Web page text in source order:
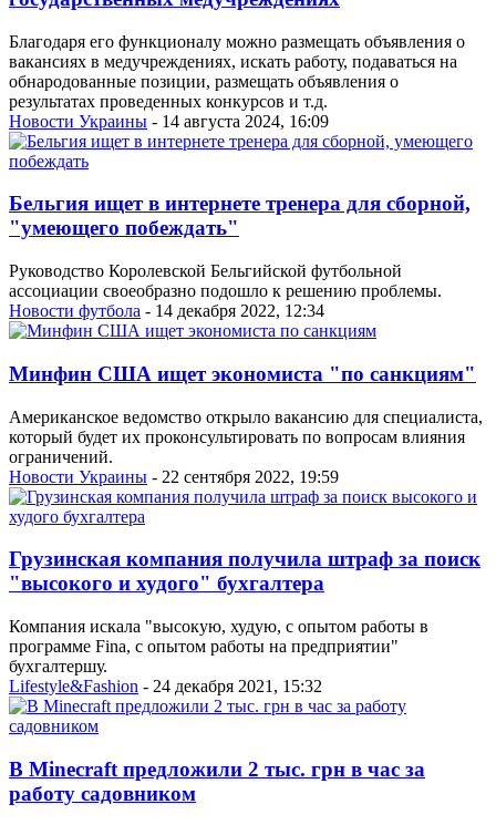
Благодаря его функционалу можно размещать объявления о
вакансиях в медучреждениях, искать работу, подаваться на
обнародованные позиции, размещать объявления о
результатах проведенных конкурсов и т.д.
Новости Украины - 14 августа 2024, 16:09
Бельгия ищет в интернете тренера для сборной,
"умеющего побеждать"
Руководство Королевской Бельгийской футбольной
ассоциации своеобразно подошло к решению проблемы.
Новости футбола - 14 декабря 2022, 12:34
Минфин США ищет экономиста "по санкциям"
Американское ведомство открыло вакансию для специалиста,
который будет их проконсультировать по вопросам влияния
ограничений.
Новости Украины - 22 сентября 2022, 19:59
Грузинская компания получила штраф за поиск
"высокого и худого" бухгалтера
Компания искала "высокую, худую, с опытом работы в
программе Fina, с опытом работы на предприятии"
бухгалтершу.
Lifestyle&Fashion - 24 декабря 2021, 15:32
В Minecraft предложили 2 тыс. грн в час за
работу садовником